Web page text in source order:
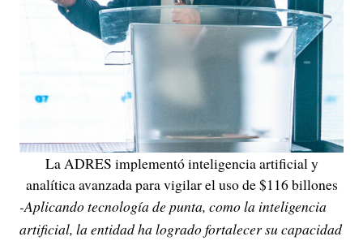
La ADRES implementó inteligencia artificial y
analítica avanzada para vigilar el uso de $116 billones
-Aplicando tecnología de punta, como la inteligencia
artificial, la entidad ha logrado fortalecer su capacidad